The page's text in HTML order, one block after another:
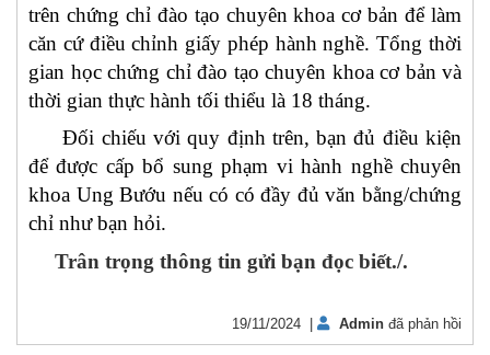
trên chứng chỉ đào tạo chuyên khoa cơ bản để làm
căn cứ điều chỉnh giấy phép hành nghề. Tổng thời
gian học chứng chỉ đào tạo chuyên khoa cơ bản và
thời gian thực hành tối thiểu là 18 tháng.
Đối chiếu với quy định trên, bạn đủ điều kiện
để được cấp bổ sung phạm vi hành nghề chuyên
khoa Ung Bướu nếu có có đầy đủ văn bằng/chứng
chỉ như bạn hỏi.
Trân trọng thông tin gửi bạn đọc biết./.
19/11/2024 | Admin đã phản hồi